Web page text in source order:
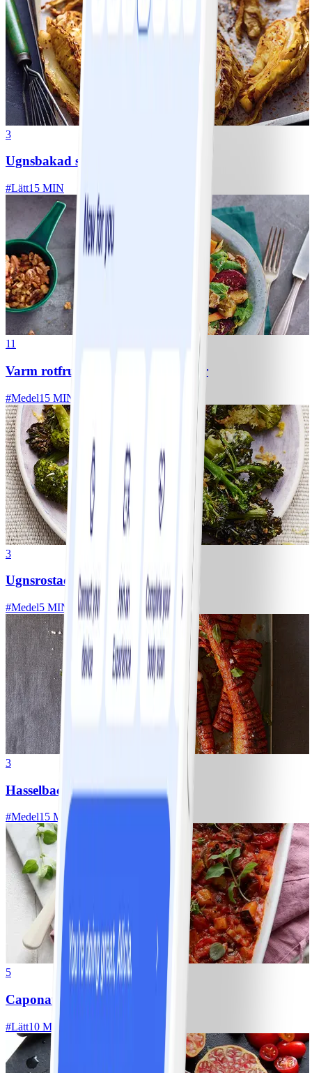
3
Ugnsbakad spetskål
#Lätt15 MIN
11
Varm rotfruktssallad med valnötter
#Medel15 MIN
3
Ugnsrostad broccoli
#Medel5 MIN
3
Hasselbacksmorötter
#Medel15 MIN
5
Caponata
#Lätt10 MIN